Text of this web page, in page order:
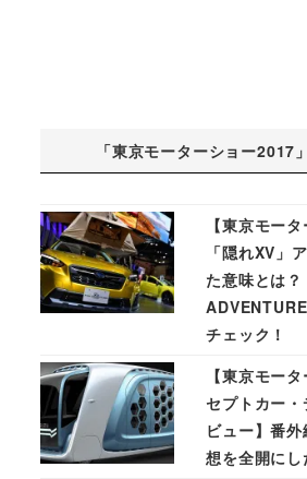
「東京モーターショー2017
【東京モー
「隠れXV」
た意味とは
チェック！
【東京モー
セプトカー・
ビュー】番
想を全開に